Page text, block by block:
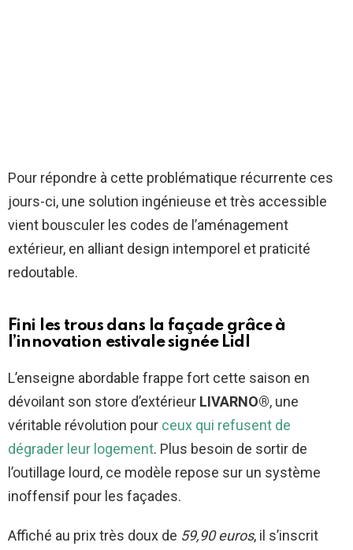
Pour répondre à cette problématique récurrente ces
jours-ci, une solution ingénieuse et très accessible
vient bousculer les codes de l’aménagement
extérieur, en alliant design intemporel et praticité
redoutable.
Fini les trous dans la façade grâce à
l’innovation estivale signée Lidl
L’enseigne abordable frappe fort cette saison en
dévoilant son store d’extérieur LIVARNO®, une
véritable révolution pour ceux qui refusent de
dégrader leur logement. Plus besoin de sortir de
l’outillage lourd, ce modèle repose sur un système
inoffensif pour les façades.
Affiché au prix très doux de 59,90 euros, il s’inscrit